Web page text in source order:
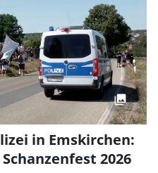
in Emskirchen:
2026